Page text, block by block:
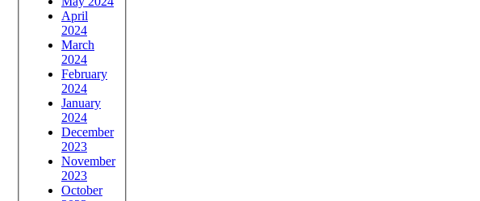
April
2024
March
2024
February
2024
January
2024
December
2023
November
2023
October